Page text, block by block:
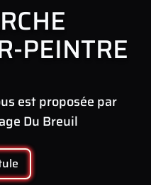
PEINTRE
est proposée par
Du Breuil